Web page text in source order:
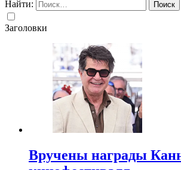
Найти:
Заголовки
Вручены награды